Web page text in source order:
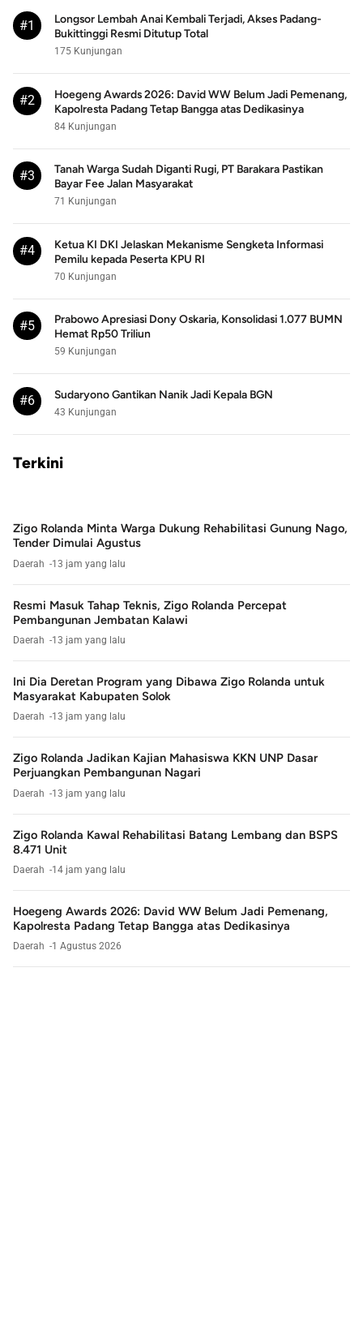
#1
Longsor Lembah Anai Kembali Terjadi, Akses Padang-
Bukittinggi Resmi Ditutup Total
175 Kunjungan
#2
Hoegeng Awards 2026: David WW Belum Jadi Pemenang,
Kapolresta Padang Tetap Bangga atas Dedikasinya
84 Kunjungan
#3
Tanah Warga Sudah Diganti Rugi, PT Barakara Pastikan
Bayar Fee Jalan Masyarakat
71 Kunjungan
#4
Ketua KI DKI Jelaskan Mekanisme Sengketa Informasi
Pemilu kepada Peserta KPU RI
70 Kunjungan
#5
Prabowo Apresiasi Dony Oskaria, Konsolidasi 1.077 BUMN
Hemat Rp50 Triliun
59 Kunjungan
#6 Sudaryono Gantikan Nanik Jadi Kepala BGN
43 Kunjungan
Terkini
Zigo Rolanda Minta Warga Dukung Rehabilitasi Gunung Nago,
Tender Dimulai Agustus
Daerah 13 jam yang lalu
Resmi Masuk Tahap Teknis, Zigo Rolanda Percepat
Pembangunan Jembatan Kalawi
Daerah 13 jam yang lalu
Ini Dia Deretan Program yang Dibawa Zigo Rolanda untuk
Masyarakat Kabupaten Solok
Daerah 13 jam yang lalu
Zigo Rolanda Jadikan Kajian Mahasiswa KKN UNP Dasar
Perjuangkan Pembangunan Nagari
Daerah 13 jam yang lalu
Zigo Rolanda Kawal Rehabilitasi Batang Lembang dan BSPS
8.471 Unit
Daerah 14 jam yang lalu
Hoegeng Awards 2026: David WW Belum Jadi Pemenang,
Kapolresta Padang Tetap Bangga atas Dedikasinya
Daerah 1 Agustus 2026